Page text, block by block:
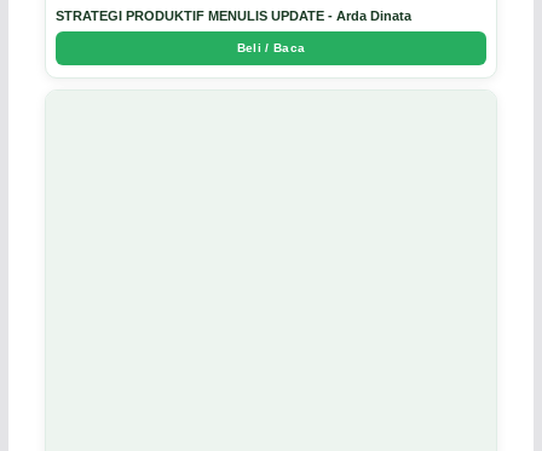
STRATEGI PRODUKTIF MENULIS UPDATE - Arda Dinata
Beli / Baca